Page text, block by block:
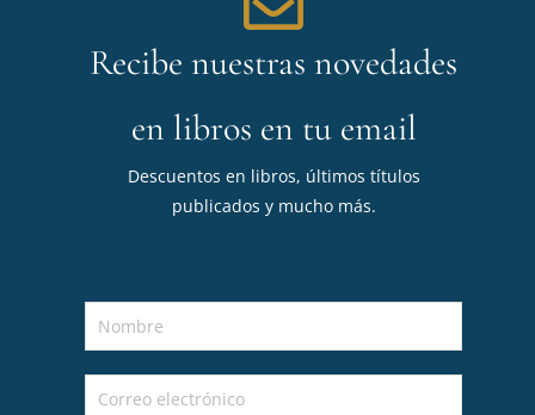
Recibe nuestras novedades
en libros en tu email
Descuentos en libros, últimos títulos
publicados y mucho más.
o
m